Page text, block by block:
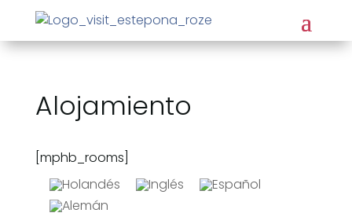
Alojamiento
[mphb_rooms]